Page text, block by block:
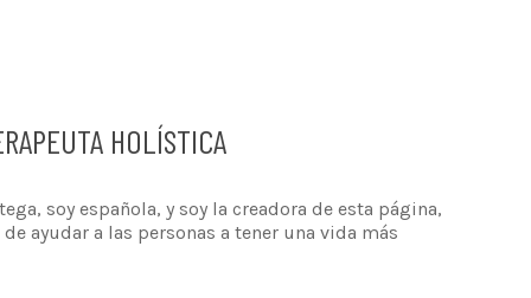
HOLÍSTICA
soy española, y soy la creadora de esta página,
ayudar a las personas a tener una vida más